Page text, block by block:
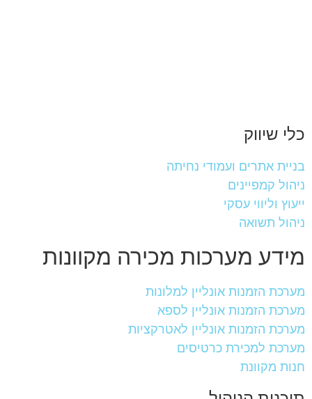
כלי שיווק
בניית אתרים ועמודי נחיתה
ניהול קמפיינים
ייעוץ וליווי עסקי
ניהול תשואה
מידע מערכות מכירה מקוונות
מערכת הזמנות אונליין למלונות
מערכת הזמנות אונליין לספא
מערכת הזמנות אונליין לאטרקציות
מערכת למכירת כרטיסים
חנות מקוונת